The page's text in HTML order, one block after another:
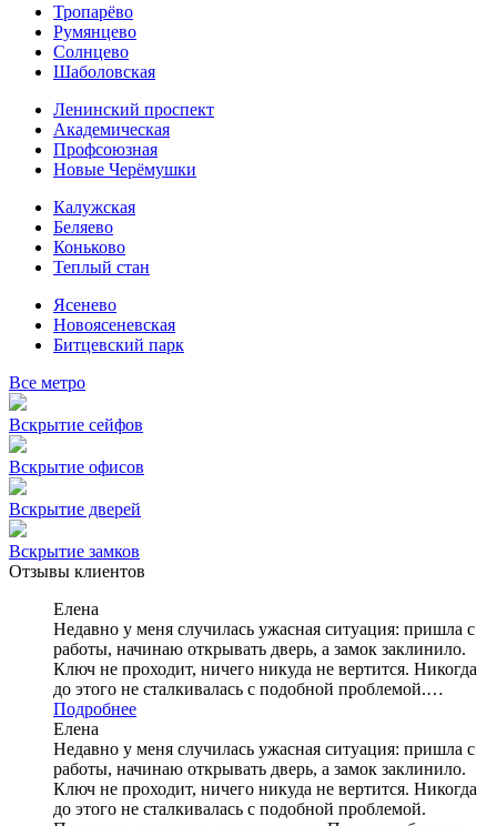
Тропарёво
Румянцево
Солнцево
Шаболовская
Ленинский проспект
Академическая
Профсоюзная
Новые Черёмушки
Калужская
Беляево
Коньково
Теплый стан
Ясенево
Новоясеневская
Битцевский парк
Все метро
Вскрытие сейфов
Вскрытие офисов
Вскрытие дверей
Вскрытие замков
Отзывы клиентов
Елена
Недавно у меня случилась ужасная ситуация: пришла с
работы, начинаю открывать дверь, а замок заклинило.
Ключ не проходит, ничего никуда не вертится. Никогда
до этого не сталкивалась с подобной проблемой.…
Подробнее
Елена
Недавно у меня случилась ужасная ситуация: пришла с
работы, начинаю открывать дверь, а замок заклинило.
Ключ не проходит, ничего никуда не вертится. Никогда
до этого не сталкивалась с подобной проблемой.